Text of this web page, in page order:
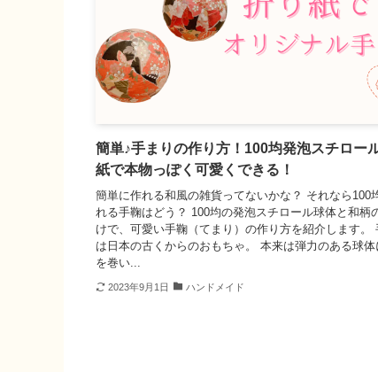
簡単♪手まりの作り方！100均発泡スチロー
紙で本物っぽく可愛くできる！
簡単に作れる和風の雑貨ってないかな？ それなら100
れる手鞠はどう？ 100均の発泡スチロール球体と和柄
けで、可愛い手鞠（てまり）の作り方を紹介します。
は日本の古くからのおもちゃ。 本来は弾力のある球
を巻い...
2023年9月1日 ハンドメイド